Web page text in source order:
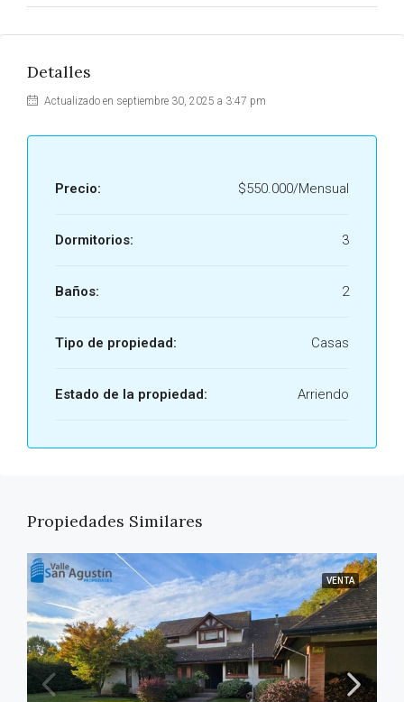
Detalles
Actualizado en septiembre 30, 2025 a 3:47 pm
Precio: $550.000/Mensual
Dormitorios: 3
Baños: 2
Tipo de propiedad: Casas
Estado de la propiedad: Arriendo
Propiedades Similares
VENTA